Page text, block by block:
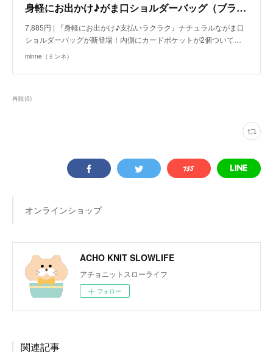
身軽にお出かけ♪がま口ショルダーバッグ（ブラック）
7,885円 | 『身軽にお出かけ♪支払いラクラク』ナチュラルながま口
ショルダーバッグが新登場！内側にカードポケットが2個ついて…
minne（ミンネ）
再販(5)
オンラインショップ
ACHO KNIT SLOWLIFE
アチョニットスローライフ
フォロー
関連記事